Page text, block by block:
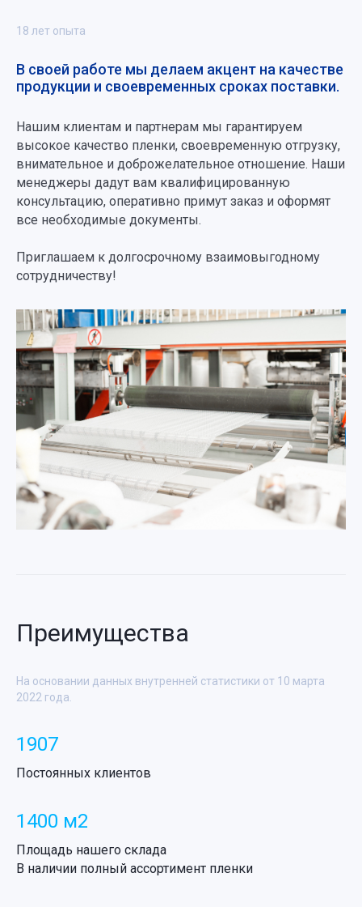
18 лет опыта
В своей работе мы делаем акцент на качестве
продукции и своевременных сроках поставки.
Нашим клиентам и партнерам мы гарантируем
высокое качество пленки, своевременную отгрузку,
внимательное и доброжелательное отношение. Наши
менеджеры дадут вам квалифицированную
консультацию, оперативно примут заказ и оформят
все необходимые документы.
Приглашаем к долгосрочному взаимовыгодному
сотрудничеству!
Преимущества
На основании данных внутренней статистики от 10 марта
2022 года.
1907
Постоянных клиентов
1400 м2
Площадь нашего склада
В наличии полный ассортимент пленки